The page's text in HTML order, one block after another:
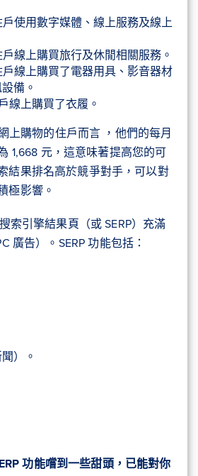
使用數字媒體、線上服務及線上
線上購買旅行及休閒相關服務。
線上購買了電器用具、影音器材
備。
線上購買了衣履。
上購物的住戶而言 ，他們的每月
1,668 元，這意味著提高您的可
結果排名高於競爭對手，可以對
極影響。
索引擎結果頁（或 SERP）充滿
廣告）。SERP 功能包括：
）。
功能嚐到一些甜頭，已能對你